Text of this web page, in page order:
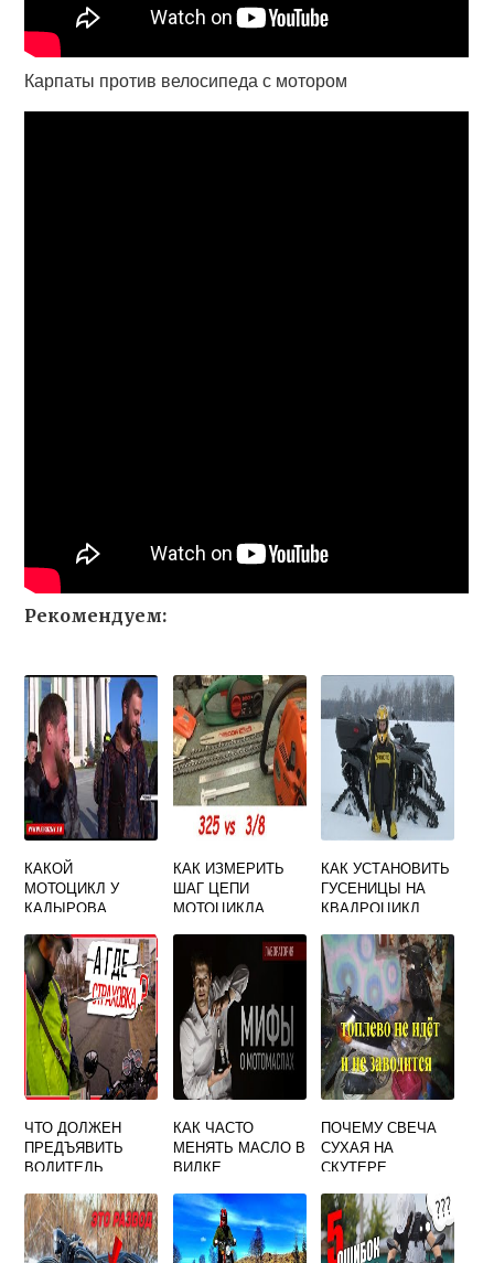
Карпаты против велосипеда с мотором
Рекомендуем:
КАКОЙ
МОТОЦИКЛ У
КАДЫРОВА
КАК ИЗМЕРИТЬ
ШАГ ЦЕПИ
МОТОЦИКЛА
КАК УСТАНОВИТЬ
ГУСЕНИЦЫ НА
КВАДРОЦИКЛ
ЧТО ДОЛЖЕН
ПРЕДЪЯВИТЬ
ВОДИТЕЛЬ
ПРИ ОСТАНОВКЕ
НА МОПЕДЕ
КАК ЧАСТО
МЕНЯТЬ МАСЛО В
ВИЛКЕ
ПОЧЕМУ СВЕЧА
СУХАЯ НА
СКУТЕРЕ